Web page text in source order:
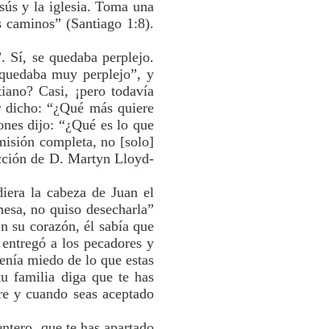
y la iglesia. Toma una
(Santiago 1:8).
Sí, se quedaba perplejo.
muy perplejo”, y
Casi, ¡pero todavía
“¿Qué más quiere
dijo: “¿Qué es lo que
completa, no [solo]
de D. Martyn Lloyd-
la cabeza de Juan el
no quiso desecharla”
su corazón, él sabía que
a los pecadores y
miedo de lo que estas
familia diga que te has
y cuando seas aceptado